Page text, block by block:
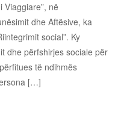
Viaggiare”, në
dhe Aftësive, ka
social”. Ky
dhe përfshirjes sociale për
të ndihmës
[…]